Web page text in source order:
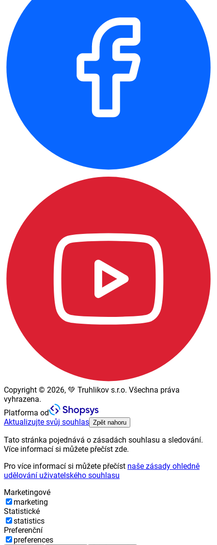
Copyright © 2026, 💚 Truhlikov s.r.o. Všechna práva
vyhrazena.
Platforma od
Aktualizujte svůj souhlas Zpět nahoru
Tato stránka pojednává o zásadách souhlasu a sledování.
Více informací si můžete přečíst zde.
Pro více informací si můžete přečíst naše zásady ohledně
udělování uživatelského souhlasu
Marketingové
marketing
Statistické
statistics
Preferenční
preferences